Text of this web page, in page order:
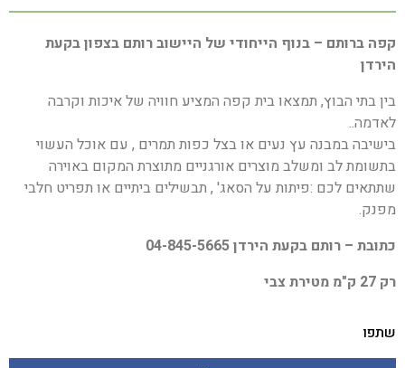
קפה ברותם – בנוף הייחודי של היישוב רותם בצפון בקעת
הירדן
בין בתי הבוץ, תמצאו בית קפה המציע חוויה של איכות וקרבה
לאדמה..
בישיבה במבנה עץ נעים או בצל כפות תמרים , עם אוכל העשוי
בתשומת לב ומשלב מוצרים אורגניים מתוצרת המקום באוירה
שתתאים לכם :פיתות על הסאג' , תבשילים ביתיים או תפריט חלבי
מפנק.
כתובת – רותם בקעת הירדן 04-845-5665
רק 27 ק"מ מטירת צבי
שתפו